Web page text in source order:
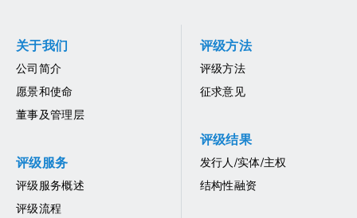
关于我们
公司简介
愿景和使命
董事及管理层
评级服务
评级服务概述
评级流程
评级方法
评级方法
征求意见
评级结果
发行人/实体/主权
结构性融资